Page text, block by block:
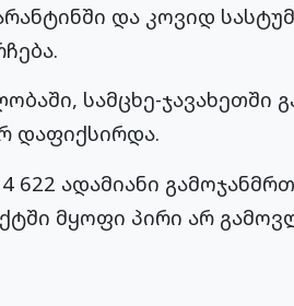
და კოვიდ
სამცხე-ჯავახეთში
დაფიქსირდა.
622 ადამიანი
მყოფი პირი არ